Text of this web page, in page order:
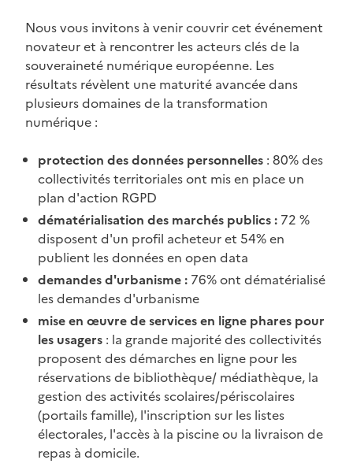
Nous vous invitons à venir couvrir cet événement
novateur et à rencontrer les acteurs clés de la
souveraineté numérique européenne. Les
résultats révèlent une maturité avancée dans
plusieurs domaines de la transformation
numérique :
protection des données personnelles : 80% des
collectivités territoriales ont mis en place un
plan d'action RGPD
dématérialisation des marchés publics : 72 %
disposent d'un profil acheteur et 54% en
publient les données en open data
demandes d'urbanisme : 76% ont dématérialisé
les demandes d'urbanisme
mise en œuvre de services en ligne phares pour
les usagers : la grande majorité des collectivités
proposent des démarches en ligne pour les
réservations de bibliothèque/ médiathèque, la
gestion des activités scolaires/périscolaires
(portails famille), l'inscription sur les listes
électorales, l'accès à la piscine ou la livraison de
repas à domicile.